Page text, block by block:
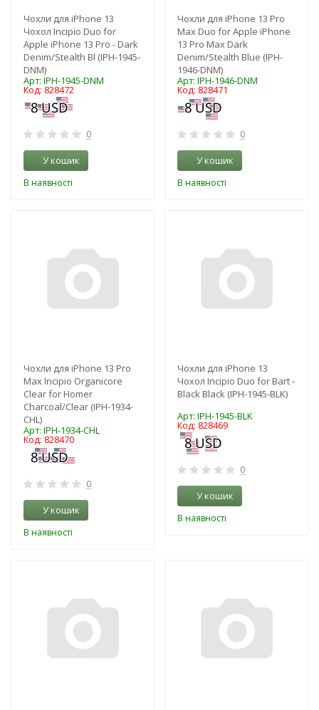
Чохли для iPhone 13
Чохол Incipio Duo for
Apple iPhone 13 Pro - Dark
Denim/Stealth Bl (IPH-1945-
DNM)
Арт: IPH-1945-DNM
Код: 828472
0
У кошик
В наявності
Чохли для iPhone 13 Pro
Max Duo for Apple iPhone
13 Pro Max Dark
Denim/Stealth Blue (IPH-
1946-DNM)
Арт: IPH-1946-DNM
Код: 828471
0
У кошик
В наявності
Чохли для iPhone 13 Pro
Max Incipio Organicore
Clear for Homer
Charcoal/Clear (IPH-1934-
CHL)
Арт: IPH-1934-CHL
Код: 828470
0
У кошик
В наявності
Чохли для iPhone 13
Чохол Incipio Duo for Bart -
Black Black (IPH-1945-BLK)
Арт: IPH-1945-BLK
Код: 828469
0
У кошик
В наявності